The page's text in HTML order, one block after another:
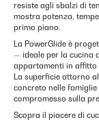
resiste agli sbalzi di
mostra potenza,
primo piano.
La PowerGlide è
— ideale per la cucina
appartamenti in affitto
La superficie attorno
concreto nelle famiglie
compromesso sulla
Scopra il piacere di